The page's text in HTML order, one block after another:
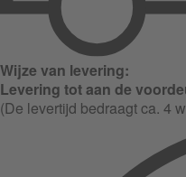
Wijze van levering:
Levering tot aan de
(De levertijd bedraagt ca. 4